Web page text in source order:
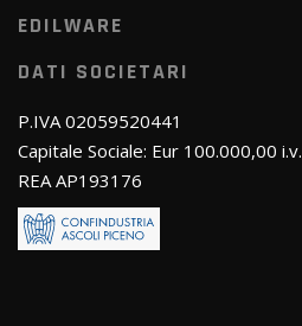
EDILWARE
DATI SOCIETARI
P.IVA 02059520441
Capitale Sociale: Eur 100.000,00 i.v.
REA AP193176